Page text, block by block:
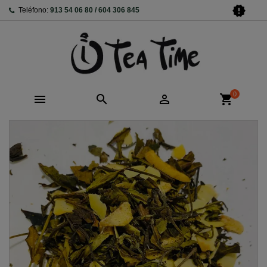
Teléfono: 913 54 06 80 / 604 306 845 new_releases
   shopping_cart0